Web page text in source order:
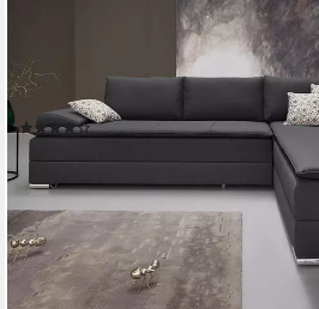
Ecksofa Night & Day L-Form, B: 324
und Armlehne, Schlaffunktion &
180x200 cm
(480)
-43%
lieferbar in 3 Wochen
+4